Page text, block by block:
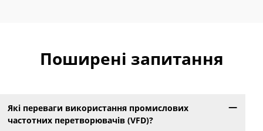
Поширені запитання
Які переваги використання промислових
частотних перетворювачів (VFD)?